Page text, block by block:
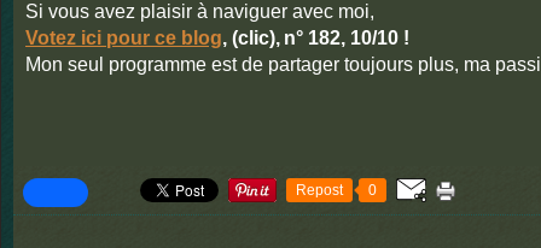
Si vous avez plaisir à naviguer avec moi,
Votez ici pour ce blog, (clic), n° 182, 10/10 !
Mon seul programme est de partager toujours plus, ma
Repost 0